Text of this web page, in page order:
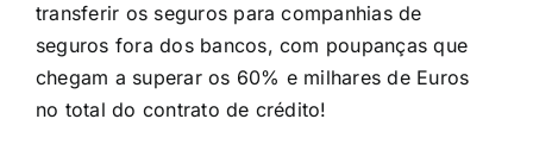
transferir os seguros para companhias de
seguros fora dos bancos, com poupanças que
chegam a superar os 60% e milhares de Euros
no total do contrato de crédito!​